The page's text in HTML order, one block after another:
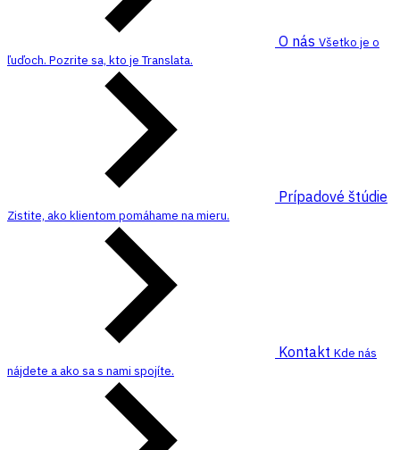
O nás Všetko je o
ľuďoch. Pozrite sa, kto je Translata.
Prípadové štúdie
Zistite, ako klientom pomáhame na mieru.
Kontakt Kde nás
nájdete a ako sa s nami spojíte.